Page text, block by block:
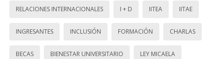
RELACIONES INTERNACIONALES I + D IITEA IITAE
INGRESANTES INCLUSIÓN FORMACIÓN CHARLAS
BECAS BIENESTAR UNIVERSITARIO LEY MICAELA